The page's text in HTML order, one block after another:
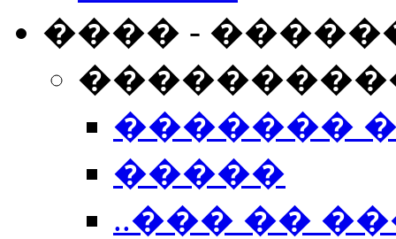
���� -
�������
�����
..��� ��